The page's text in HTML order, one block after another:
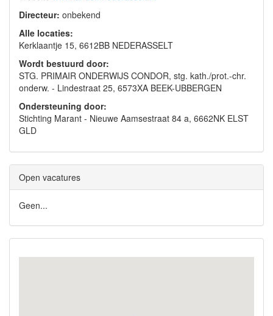
Directeur: onbekend
Alle locaties:
Kerklaantje 15, 6612BB NEDERASSELT
Wordt bestuurd door:
STG. PRIMAIR ONDERWIJS CONDOR, stg. kath./prot.-chr.
onderw. - Lindestraat 25, 6573XA BEEK-UBBERGEN
Ondersteuning door:
Stichting Marant - Nieuwe Aamsestraat 84 a, 6662NK ELST
GLD
Open vacatures
Geen...